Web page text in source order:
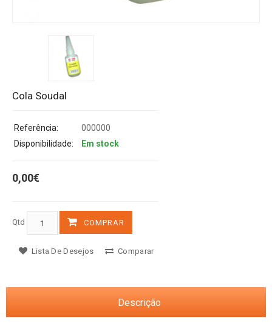
Cola Soudal
Referência:
000000
Disponibilidade:
Em stock
0,00€
Qtd COMPRAR
Lista De Desejos Comparar
Descrição